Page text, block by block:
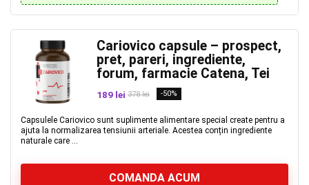
Cariovico capsule – prospect,
pret, pareri, ingrediente,
forum, farmacie Catena, Tei
189 lei 378 lei -50%
Capsulele Cariovico sunt suplimente alimentare special create pentru a
ajuta la normalizarea tensiunii arteriale. Acestea conțin ingrediente
naturale care ...
COMANDA ACUM